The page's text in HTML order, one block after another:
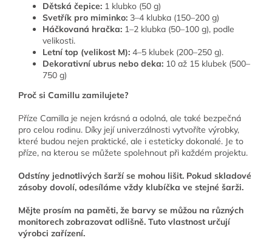
Dětská čepice: 1 klubko (50 g)
Svetřík pro miminko: 3–4 klubka (150–200 g)
Háčkovaná hračka: 1–2 klubka (50–100 g), podle
velikosti.
Letní top (velikost M): 4–5 klubek (200–250 g).
Dekorativní ubrus nebo deka: 10 až 15 klubek (500–
750 g)
Proč si Camillu zamilujete?
Příze Camilla je nejen krásná a odolná, ale také bezpečná
pro celou rodinu. Díky její univerzálnosti vytvoříte výrobky,
které budou nejen praktické, ale i esteticky dokonalé. Je to
příze, na kterou se můžete spolehnout při každém projektu.
Odstíny jednotlivých šarží se mohou lišit. Pokud skladové
zásoby dovolí, odesíláme vždy klubíčka ve stejné šarži.
Mějte prosím na paměti, že barvy se můžou na různých
monitorech zobrazovat odlišně. Tuto vlastnost určují
výrobci zařízení.